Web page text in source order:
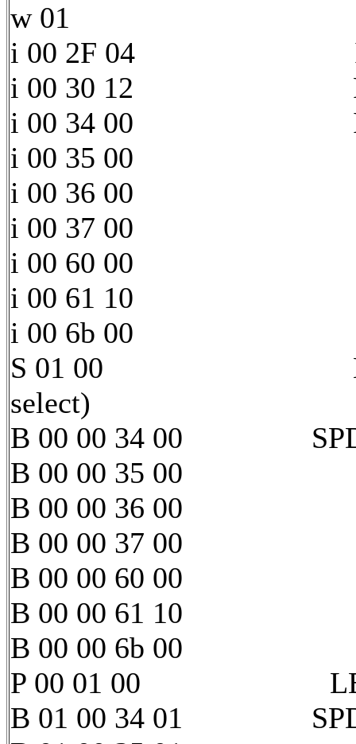
w 01 delay
i 00 2F 04 I2S
i 00 30 12 PLL
i 00 34 00 Initial
i 00 35 00
i 00 36 00
i 00 37 00
i 00 60 00
i 00 61 10
i 00 6b 00
S 01 00 LED 0
select)
B 00 00 34 00
B 00 00 35 00
B 00 00 36 00
B 00 00 37 00
B 00 00 60 00
B 00 00 61 10
B 00 00 6b 00
P 00 01 00 LED 0
B 01 00 34 01